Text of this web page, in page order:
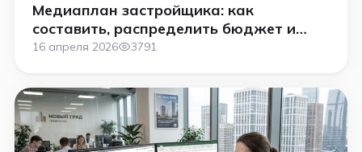
Медиаплан застройщика: как
составить, распределить бюджет и
продвигать ЖК эффективно
16 апреля 2026 3791